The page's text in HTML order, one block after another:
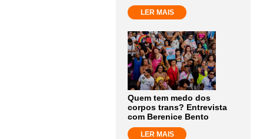
LER MAIS
Quem tem medo dos
corpos trans? Entrevista
com Berenice Bento
LER MAIS